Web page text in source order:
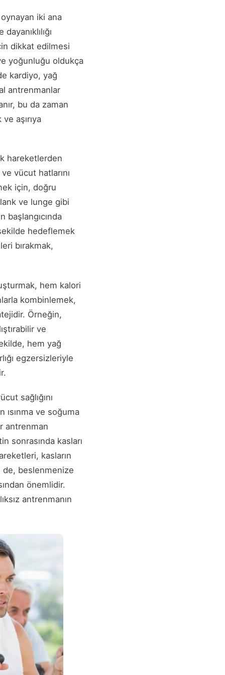
iki ana
dikkat edilmesi
yoğunluğu oldukça
kardiyo, yağ
antrenmanlar
bu da zaman
aşırıya
hareketlerden
vücut hatlarını
için, doğru
ve lunge gibi
hedeflemek
bırakmak,
hem kalori
kombinlemek,
Örneğin,
ve
hem yağ
egzersizleriyle
sağlığını
ısınma ve soğuma
antrenman
sonrasında kasları
kasların
de, beslenmenize
önemlidir.
antrenmanın